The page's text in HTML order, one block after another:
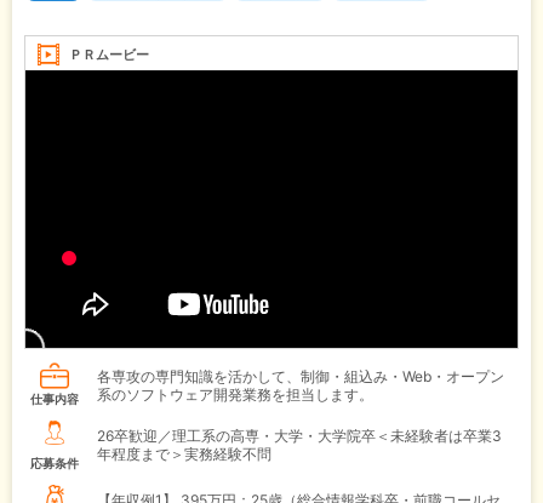
ＰＲムービー
仕事内容
各専攻の専門知識を活かして、制御・組込み・Web・オープン
系のソフトウェア開発業務を担当します。
応募条件
26卒歓迎／理工系の高専・大学・大学院卒＜未経験者は卒業3
年程度まで＞実務経験不問